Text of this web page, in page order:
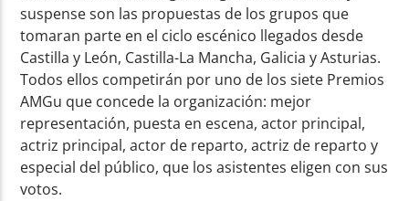
suspense son las propuestas de los grupos que
tomaran parte en el ciclo escénico llegados desde
Castilla y León, Castilla-La Mancha, Galicia y Asturias.
Todos ellos competirán por uno de los siete Premios
AMGu que concede la organización: mejor
representación, puesta en escena, actor principal,
actriz principal, actor de reparto, actriz de reparto y
especial del público, que los asistentes eligen con sus
votos.